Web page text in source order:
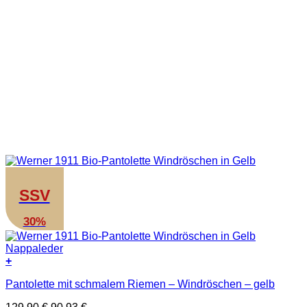
SSV
30%
+
Produkt
Pantolette mit schmalem Riemen – Windröschen – gelb